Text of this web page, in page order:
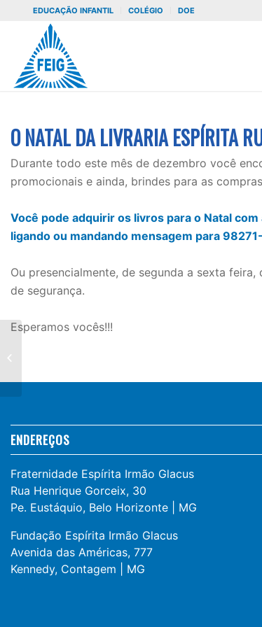
EDUCAÇÃO INFANTIL COLÉGIO DOE
O NATAL DA LIVRARIA ESPÍRITA
Durante todo este mês de dezembro você
promocionais e ainda, brindes para as
Você pode adquirir os livros para o Natal
ligando ou mandando mensagem para
Ou presencialmente, de segunda a sexta
de segurança.
Esperamos vocês!!!
ENDEREÇOS
Fraternidade Espírita Irmão Glacus
Rua Henrique Gorceix, 30
Pe. Eustáquio, Belo Horizonte | MG
Fundação Espírita Irmão Glacus
Avenida das Américas, 777
Kennedy, Contagem | MG